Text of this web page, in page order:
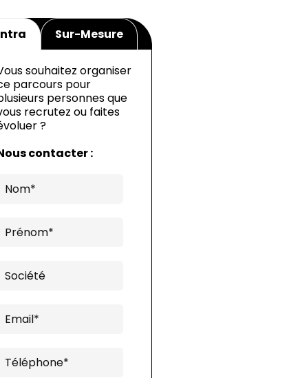
Sur-Mesure
souhaitez organiser
parcours pour
personnes que
recrutez ou faites
?
contacter :